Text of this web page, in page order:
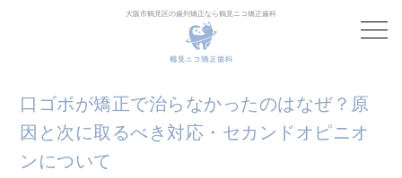
大阪市鶴見区の歯列矯正なら鶴見ニコ矯正歯科
口ゴボが矯正で治らなかったのはなぜ？原
因と次に取るべき対応・セカンドオピニオ
ンについて